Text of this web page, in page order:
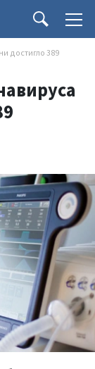
достигло 389